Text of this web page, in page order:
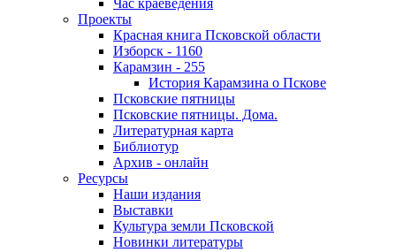
Проекты
Красная книга Псковской области
Изборск - 1160
Карамзин - 255
История Карамзина о Пскове
Псковские пятницы
Псковские пятницы. Дома.
Литературная карта
Библиотур
Архив - онлайн
Ресурсы
Наши издания
Выставки
Культура земли Псковской
Новинки литературы